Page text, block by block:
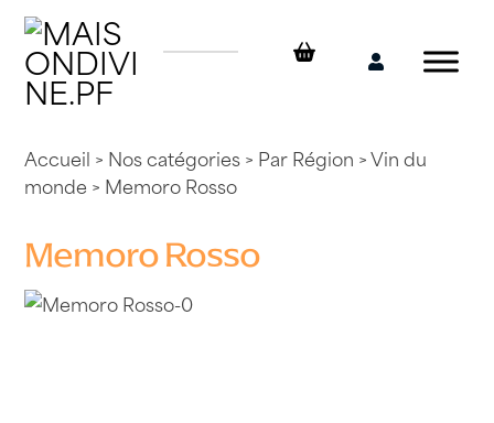
Skip
content
Mon
Accueil > Nos catégories> Par Région >Vin du
monde > Memoro Rosso
Memoro Rosso